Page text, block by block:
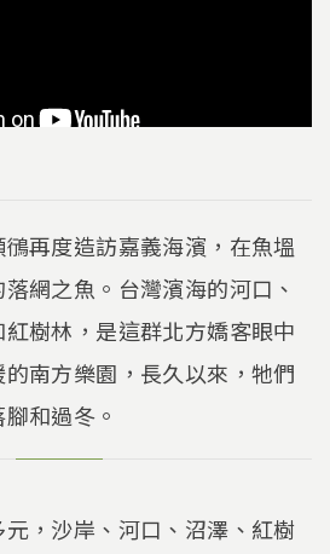
再度造訪嘉義海濱，在魚塭
網之魚。台灣濱海的河口、
樹林，是這群北方嬌客眼中
南方樂園，長久以來，牠們
和過冬。
，沙岸、河口、沼澤、紅樹